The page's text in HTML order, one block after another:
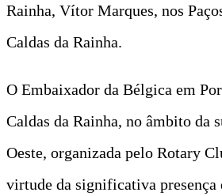
Rainha, Vítor Marques, nos
Caldas da Rainha.
O Embaixador da Bélgica em
Caldas da Rainha, no âmbito da
Oeste, organizada pelo Rotary
virtude da significativa presença